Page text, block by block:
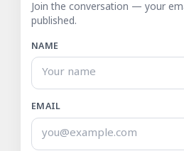
Join the conversation — your
published.
NAME
EMAIL